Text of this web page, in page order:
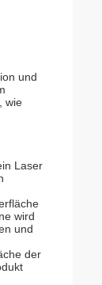
und
wie
Laser
wird
und
der